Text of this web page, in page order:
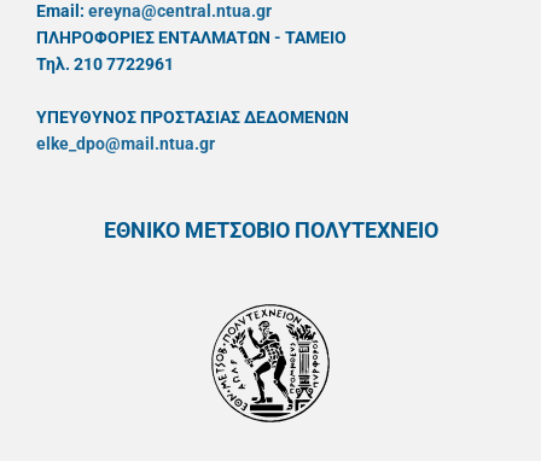
Email: ereyna@central.ntua.gr
ΠΛΗΡΟΦΟΡΙΕΣ ΕΝΤΑΛΜΑΤΩΝ - ΤΑΜΕΙΟ
Τηλ. 210 7722961
ΥΠΕΥΘYΝΟΣ ΠΡΟΣΤΑΣΙΑΣ ΔΕΔΟΜΕΝΩΝ
elke_dpo@mail.ntua.gr
ΕΘΝΙΚΟ ΜΕΤΣΟΒΙΟ ΠΟΛΥΤΕΧΝΕΙΟ